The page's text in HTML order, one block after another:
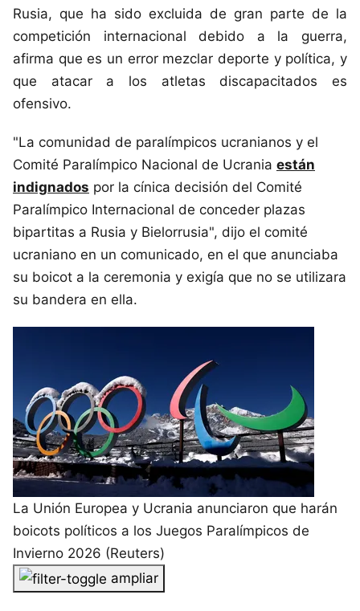
Rusia, que ha sido excluida de gran parte de la
competición internacional debido a la guerra,
afirma que es un error mezclar deporte y política, y
que atacar a los atletas discapacitados es
ofensivo.
"La comunidad de paralímpicos ucranianos y el
Comité Paralímpico Nacional de Ucrania están
indignados por la cínica decisión del Comité
Paralímpico Internacional de conceder plazas
bipartitas a Rusia y Bielorrusia", dijo el comité
ucraniano en un comunicado, en el que anunciaba
su boicot a la ceremonia y exigía que no se utilizara
su bandera en ella.
La Unión Europea y Ucrania anunciaron que harán
boicots políticos a los Juegos Paralímpicos de
Invierno 2026 (Reuters)
ampliar